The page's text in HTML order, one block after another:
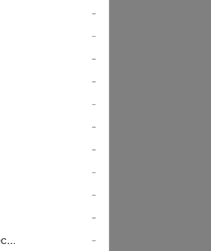
-
-
-
-
-
-
-
-
-
-
[colour_checker]
-